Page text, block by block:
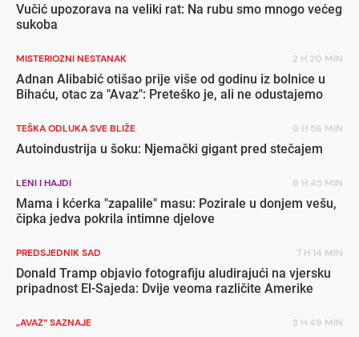
Vučić upozorava na veliki rat: Na rubu smo mnogo većeg
sukoba
MISTERIOZNI NESTANAK 2 H 20 MIN
Adnan Alibabić otišao prije više od godinu iz bolnice u
Bihaću, otac za "Avaz": Preteško je, ali ne odustajemo
TEŠKA ODLUKA SVE BLIŽE 6 H 56 MIN
Autoindustrija u šoku: Njemački gigant pred stečajem
LENI I HAJDI 6 H 45 MIN
Mama i kćerka "zapalile" masu: Pozirale u donjem vešu,
čipka jedva pokrila intimne djelove
PREDSJEDNIK SAD 7 H 14 MIN
Donald Tramp objavio fotografiju aludirajući na vjersku
pripadnost El-Sajeda: Dvije veoma različite Amerike
„AVAZ“ SAZNAJE 3 H 49 MIN